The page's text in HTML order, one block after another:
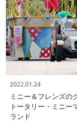
2022.01.24
ミニー＆フレンズの
トータリー・ミニ
ランド